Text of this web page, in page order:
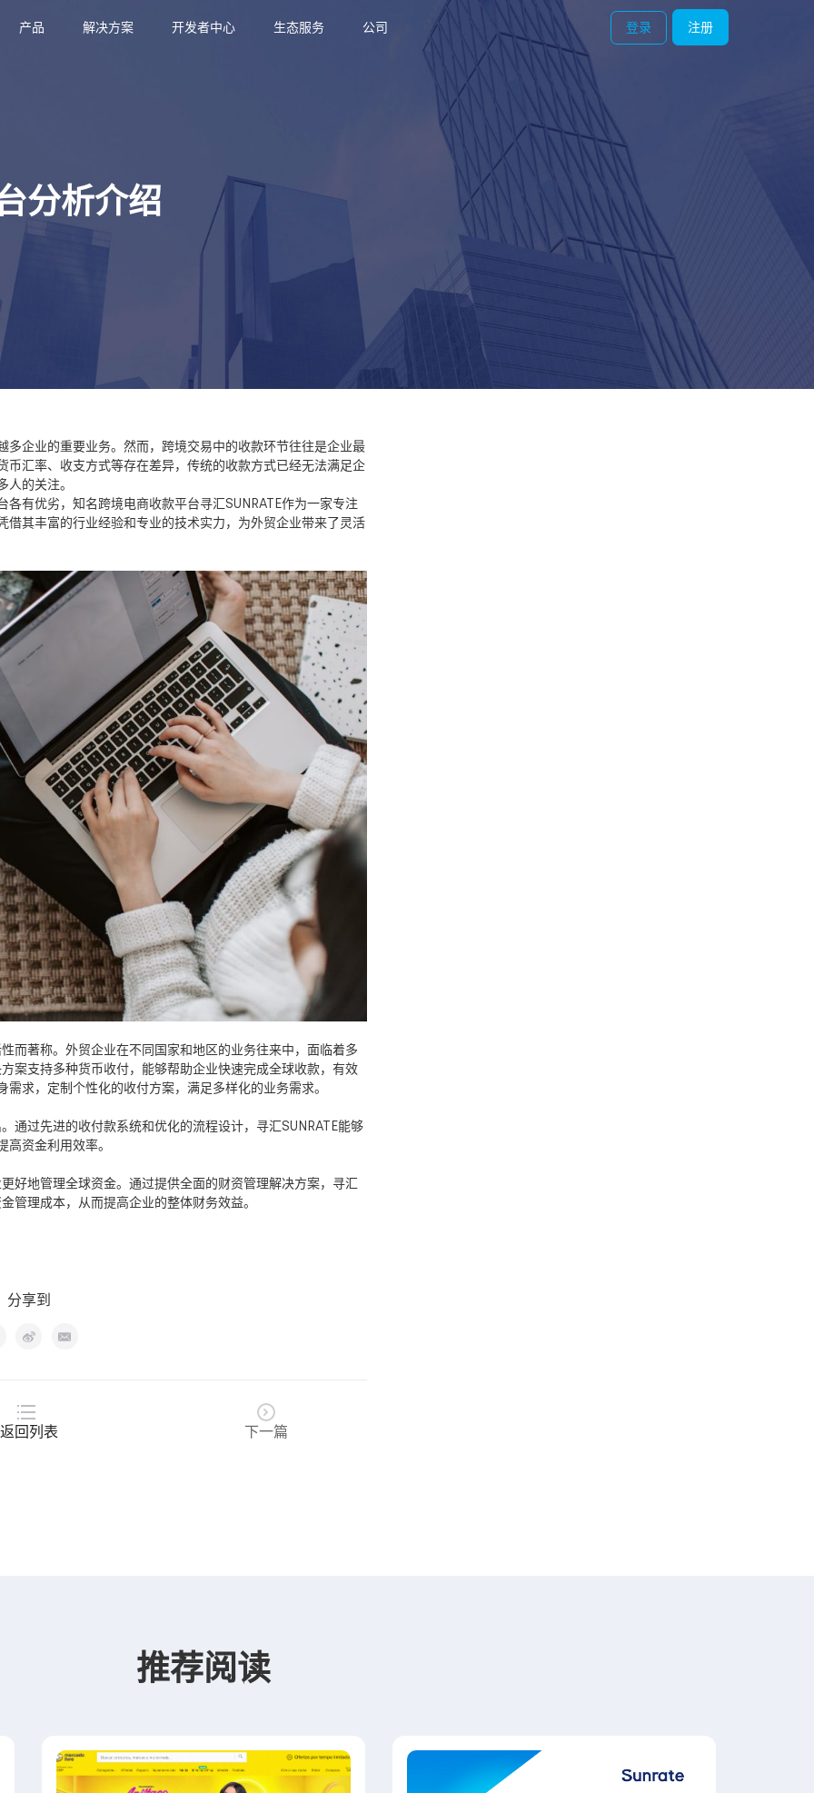
产品 解决方案 开发者中心 生态服务 公司 登录 注册
分析介绍
企业的重要业务。然而，跨境交易中的收款环节往往是企业最
汇率、收支方式等存在差异，传统的收款方式已经无法满足企
人的关注。
各有优劣，知名跨境电商收款平台寻汇SUNRATE作为一家专注
其丰富的行业经验和专业的技术实力，为外贸企业带来了灵活
而著称。外贸企业在不同国家和地区的业务往来中，面临着多
案支持多种货币收付，能够帮助企业快速完成全球收款，有效
求，定制个性化的收付方案，满足多样化的业务需求。
通过先进的收付款系统和优化的流程设计，寻汇SUNRATE能够
资金利用效率。
好地管理全球资金。通过提供全面的财资管理解决方案，寻汇
管理成本，从而提高企业的整体财务效益。
分享到
返回列表 下一篇
推荐阅读